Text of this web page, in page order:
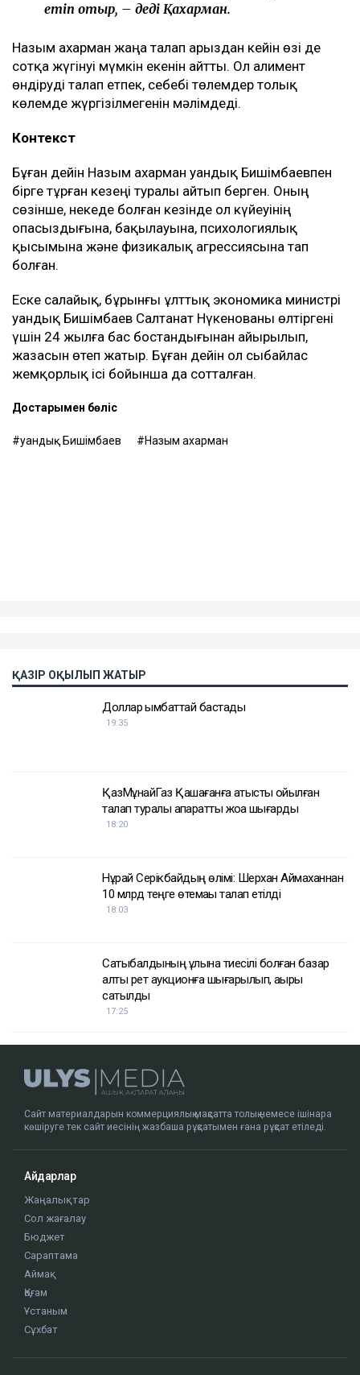
етіп отыр, – деді Қахарман.
Назым Қахарман жаңа талап арыздан кейін өзі де
сотқа жүгінуі мүмкін екенін айтты. Ол алимент
өндіруді талап етпек, себебі төлемдер толық
көлемде жүргізілмегенін мәлімдеді.
Контекст
Бұған дейін Назым Қахарман Қуандық Бишімбаевпен
бірге тұрған кезеңі туралы айтып берген. Оның
сөзінше, некеде болған кезінде ол күйеуінің
опасыздығына, бақылауына, психологиялық
қысымына және физикалық агрессиясына тап
болған.
Еске салайық, бұрынғы ұлттық экономика министрі
Қуандық Бишімбаев Салтанат Нүкенованы өлтіргені
үшін 24 жылға бас бостандығынан айырылып,
жазасын өтеп жатыр. Бұған дейін ол сыбайлас
жемқорлық ісі бойынша да сотталған.
Достарыңмен бөліс
Қуандық Бишімбаев Назым Қахарман
ҚАЗІР ОҚЫЛЫП ЖАТЫР
Доллар қымбаттай бастады
19:35
ҚазМұнайГаз Қашағанға қатысты қойылған
талап туралы ақпаратты жоққа шығарды
18:20
Нұрай Серікбайдың өлімі: Шерхан Аймаханнан
10 млрд теңге өтемақы талап етілді
18:03
Сатыбалдының ұлына тиесілі болған базар
алты рет аукционға шығарылып, ақыры
сатылды
17:25
Сайт материалдарын коммерциялық мақсатта толық немесе ішінара
көшіруге тек сайт иесінің жазбаша рұқсатымен ғана рұқсат етіледі.
Айдарлар
Жаңалықтар
Сол жағалау
Бюджет
Сараптама
Аймақ
Қоғам
Ұстаным
Сұхбат